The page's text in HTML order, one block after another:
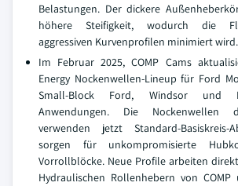
Belastungen. Der dickere
höhere Steifigkeit, wodurch die
aggressiven Kurvenprofilen minimiert wird.
Im Februar 2025, COMP Cams
Energy Nockenwellen-Lineup für Ford
Small-Block Ford, Windsor und
Anwendungen. Die Nockenwellen
verwenden jetzt Standard-Basiskreis-
sorgen für unkompromisierte
Vorrollblöcke. Neue Profile arbeiten
Hydraulischen Rollenhebern von